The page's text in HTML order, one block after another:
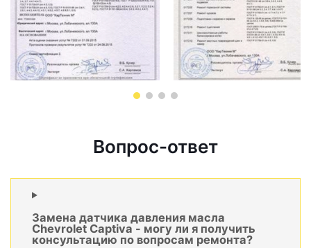
Вопрос-ответ
Замена датчика давления масла
Chevrolet Captiva - могу ли я получить
консультацию по вопросам ремонта?